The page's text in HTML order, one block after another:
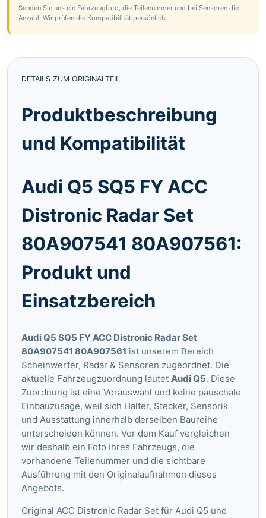
Senden Sie uns ein Fahrzeugfoto, die Teilenummer und bei Sensoren die
Anzahl. Wir prüfen die Kompatibilität persönlich.
DETAILS ZUM ORIGINALTEIL
Produktbeschreibung
und Kompatibilität
Audi Q5 SQ5 FY ACC
Distronic Radar Set
80A907541 80A907561:
Produkt und
Einsatzbereich
Audi Q5 SQ5 FY ACC Distronic Radar Set
80A907541 80A907561 ist unserem Bereich
Scheinwerfer, Radar & Sensoren zugeordnet. Die
aktuelle Fahrzeugzuordnung lautet Audi Q5. Diese
Zuordnung ist eine Vorauswahl und keine pauschale
Einbauzusage, weil sich Halter, Stecker, Sensorik
und Ausstattung innerhalb derselben Baureihe
unterscheiden können. Vor dem Kauf vergleichen
wir deshalb ein Foto Ihres Fahrzeugs, die
vorhandene Teilenummer und die sichtbare
Ausführung mit den Originalaufnahmen dieses
Angebots.
Original ACC Distronic Radar Set für Audi Q5 und